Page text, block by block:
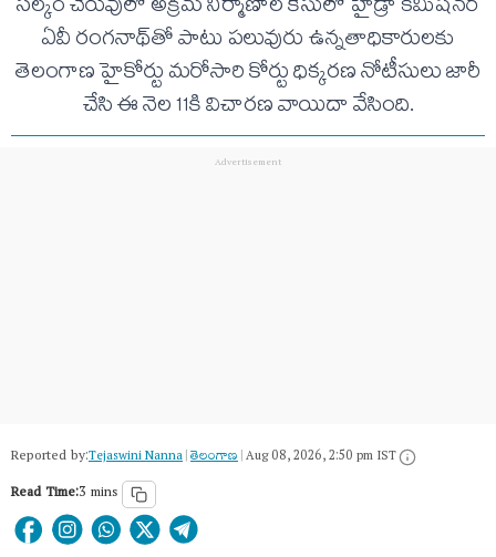
ఏవీ రంగనాథ్‌తో పాటు పలువురు ఉన్నతాధికారులకు
తెలంగాణ హైకోర్టు మరోసారి కోర్టు ధిక్కరణ నోటీసులు జారీ
చేసి ఈ నెల 11కి విచారణ వాయిదా వేసింది.
Reported by:Tejaswini Nanna|తెలంగాణ‌|Aug 08, 2026, 2:50 pm IST
Read Time:3 mins